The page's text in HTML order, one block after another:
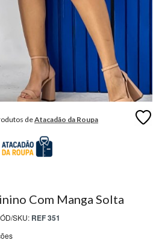
deAtacadão da Roupa
Com Manga Solta
SKU: REF 351